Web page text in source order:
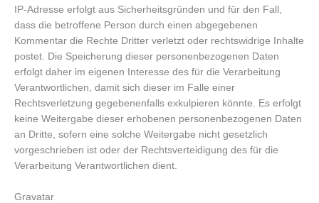
IP-Adresse erfolgt aus Sicherheitsgründen und für den Fall,
dass die betroffene Person durch einen abgegebenen
Kommentar die Rechte Dritter verletzt oder rechtswidrige Inhalte
postet. Die Speicherung dieser personenbezogenen Daten
erfolgt daher im eigenen Interesse des für die Verarbeitung
Verantwortlichen, damit sich dieser im Falle einer
Rechtsverletzung gegebenenfalls exkulpieren könnte. Es erfolgt
keine Weitergabe dieser erhobenen personenbezogenen Daten
an Dritte, sofern eine solche Weitergabe nicht gesetzlich
vorgeschrieben ist oder der Rechtsverteidigung des für die
Verarbeitung Verantwortlichen dient.
Gravatar